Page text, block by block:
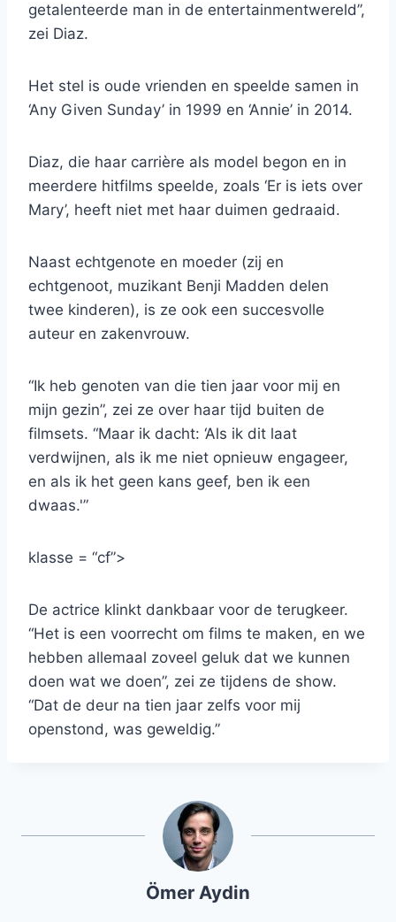
getalenteerde man in de entertainmentwereld”,
zei Diaz.
Het stel is oude vrienden en speelde samen in
‘Any Given Sunday’ in 1999 en ‘Annie’ in 2014.
Diaz, die haar carrière als model begon en in
meerdere hitfilms speelde, zoals ‘Er is iets over
Mary’, heeft niet met haar duimen gedraaid.
Naast echtgenote en moeder (zij en
echtgenoot, muzikant Benji Madden delen
twee kinderen), is ze ook een succesvolle
auteur en zakenvrouw.
“Ik heb genoten van die tien jaar voor mij en
mijn gezin”, zei ze over haar tijd buiten de
filmsets. “Maar ik dacht: ‘Als ik dit laat
verdwijnen, als ik me niet opnieuw engageer,
en als ik het geen kans geef, ben ik een
dwaas.'”
klasse = “cf”>
De actrice klinkt dankbaar voor de terugkeer.
“Het is een voorrecht om films te maken, en we
hebben allemaal zoveel geluk dat we kunnen
doen wat we doen”, zei ze tijdens de show.
“Dat de deur na tien jaar zelfs voor mij
openstond, was geweldig.”
Ömer Aydin